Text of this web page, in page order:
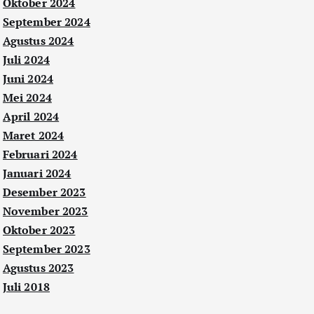
September 2024
Agustus 2024
Juli 2024
Juni 2024
Mei 2024
April 2024
Maret 2024
Februari 2024
Januari 2024
Desember 2023
November 2023
Oktober 2023
September 2023
Agustus 2023
Juli 2018